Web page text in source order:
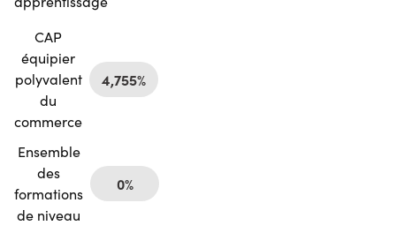
CAP
équipier
polyvalent
du
commerce
4,755%
Ensemble
des
formations
de niveau
0%